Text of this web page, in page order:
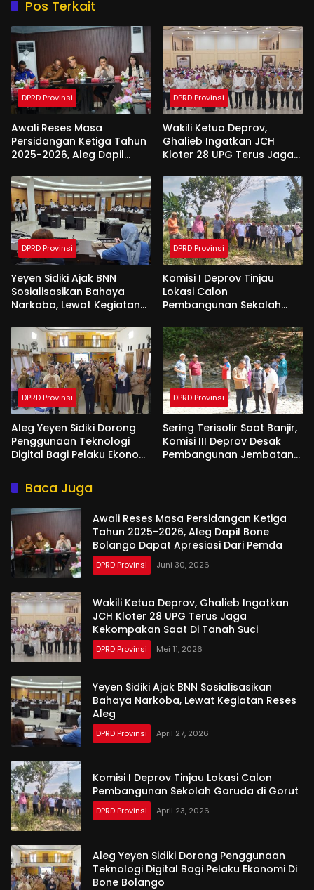
Pos Terkait
DPRD Provinsi
Awali Reses Masa
Persidangan Ketiga Tahun
2025-2026, Aleg Dapil
Apresiasi Dari Pemda
DPRD Provinsi
Wakili Ketua Deprov,
Ghalieb Ingatkan JCH
Kloter 28 UPG Terus Jaga
Tanah Suci
DPRD Provinsi
Yeyen Sidiki Ajak BNN
Sosialisasikan Bahaya
Narkoba, Lewat Kegiatan
DPRD Provinsi
Komisi I Deprov Tinjau
Lokasi Calon
Pembangunan Sekolah
DPRD Provinsi
Aleg Yeyen Sidiki Dorong
Penggunaan Teknologi
Digital Bagi Pelaku Ekonomi
DPRD Provinsi
Sering Terisolir Saat Banjir,
Komisi III Deprov Desak
Pembangunan Jembatan
Baca Juga
Awali Reses Masa Persidangan Ketiga
Tahun 2025-2026, Aleg Dapil Bone
Bolango Dapat Apresiasi Dari Pemda
DPRD Provinsi Juni 30, 2026
Wakili Ketua Deprov, Ghalieb Ingatkan
JCH Kloter 28 UPG Terus Jaga
Kekompakan Saat Di Tanah Suci
DPRD Provinsi Mei 11, 2026
Yeyen Sidiki Ajak BNN Sosialisasikan
Bahaya Narkoba, Lewat Kegiatan Reses
Aleg
DPRD Provinsi April 27, 2026
Komisi I Deprov Tinjau Lokasi Calon
Pembangunan Sekolah Garuda di Gorut
DPRD Provinsi April 23, 2026
Aleg Yeyen Sidiki Dorong Penggunaan
Teknologi Digital Bagi Pelaku Ekonomi Di
Bone Bolango